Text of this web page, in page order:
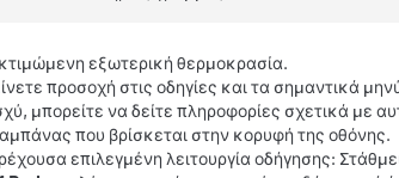
εξωτερική θερμοκρασία.
προσοχή στις οδηγίες και τα σημαντικά
μπορείτε να δείτε πληροφορίες σχετικά με
που βρίσκεται στην κορυφή της οθόνης.
επιλεγμένη λειτουργία οδήγησης: